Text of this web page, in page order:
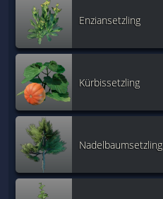
Enziansetzling
Kürbissetzling
Nadelbaumsetzling